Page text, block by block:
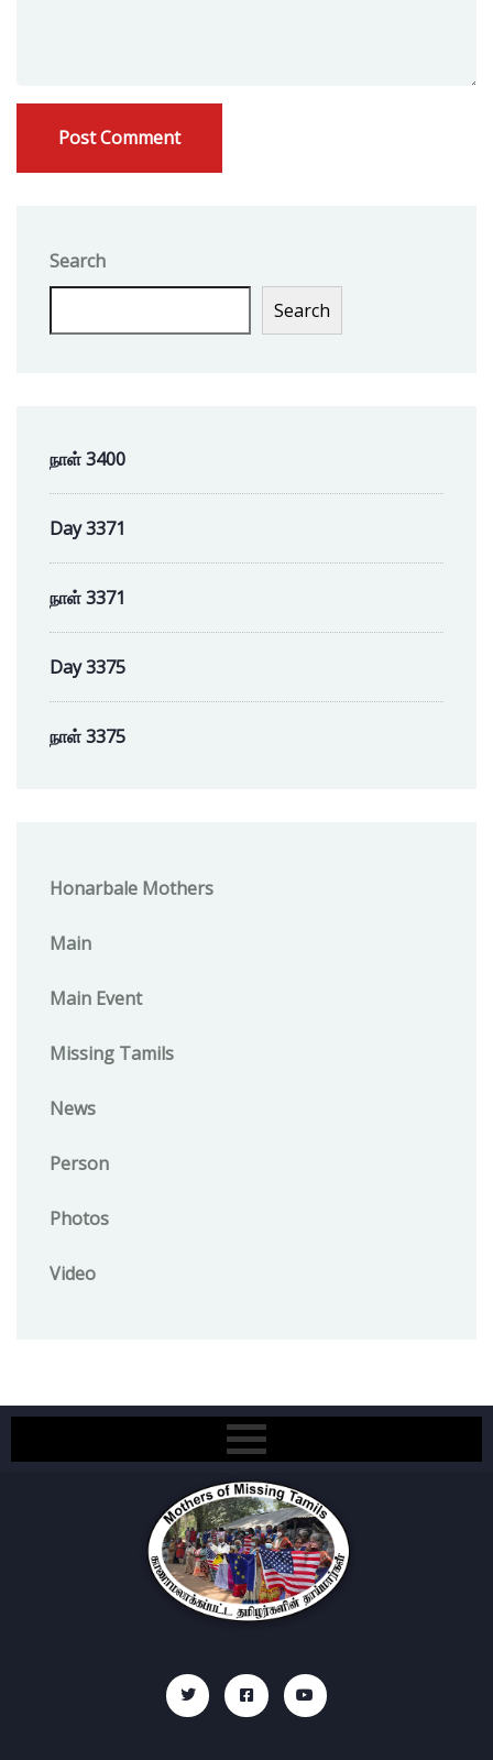
Search
Search
நாள் 3400
Day 3371
நாள் 3371
Day 3375
நாள் 3375
Honarbale Mothers
Main
Main Event
Missing Tamils
News
Person
Photos
Video